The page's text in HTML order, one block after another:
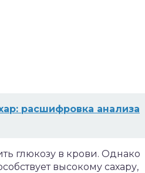
расшифровка анализа
глюкозу в крови. Однако
высокому сахару,